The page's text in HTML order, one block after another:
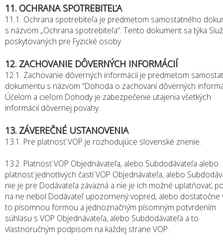
11. OCHRANA SPOTREBITEĽA
11.1. Ochrana spotrebiteľa je predmetom samostatného
s názvom „Ochrana spotrebiteľa“. Tento dokument sa týka
poskytovaných pre Fyzické osoby.
12. ZACHOVANIE DÔVERNÝCH INFORMÁCIÍ
12.1. Zachovanie dôverných informácií je predmetom
dokumentu s názvom “Dohoda o zachovaní dôverných
Účelom a cieľom Dohody je zabezpečenie utajenia všetkých
informácií dôvernej povahy.
13. ZÁVEREČNÉ USTANOVENIA
13.1. Pre platnosť VOP je rozhodujúce slovenské znenie.
13.2. Platnosť VOP Objednávateľa, alebo Subdodávateľa alebo
platnosť jednotlivých častí VOP Objednávateľa, alebo
nie je pre Dodávateľa záväzná a nie je ich možné uplatňovať,
na ne nebol Dodávateľ upozornený vopred, alebo dostatočne
to písomnou formou a jednoznačným písomným potvrdením
súhlasu s VOP Objednávateľa, alebo Subdodávateľa a to
vlastnoručným podpisom na každej strane VOP.